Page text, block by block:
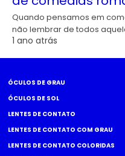
Quando pensamos em
não lembrar de todos
1 ano atrás
ÓCULOS DE GRAU
ÓCULOS DE SOL
LENTES DE CONTATO
LENTES DE CONTATO COM GRAU
LENTES DE CONTATO COLORIDAS